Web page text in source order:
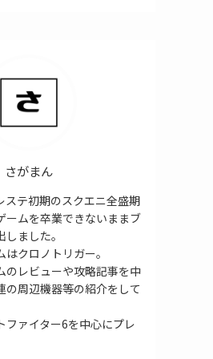
さがまん
ステ初期のスクエニ全盛期
ームを卒業できないままブ
ました。
クロノトリガー。
のレビューや攻略記事を中
の周辺機器等の紹介をして
ファイター6を中心にプレ